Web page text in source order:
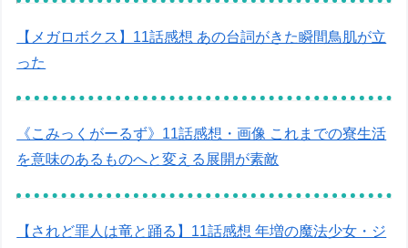
【メガロボクス】11話感想 あの台詞がきた瞬間鳥肌が立
った
《こみっくがーるず》11話感想・画像 これまでの寮生活
を意味のあるものへと変える展開が素敵
【されど罪人は竜と踊る】11話感想 年増の魔法少女・ジ